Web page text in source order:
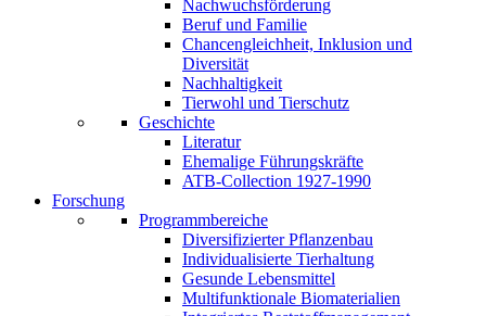
Nachwuchsförderung
Beruf und Familie
Chancengleichheit, Inklusion und
Diversität
Nachhaltigkeit
Tierwohl und Tierschutz
Geschichte
Literatur
Ehemalige Führungskräfte
ATB-Collection 1927-1990
Forschung
Programmbereiche
Diversifizierter Pflanzenbau
Individualisierte Tierhaltung
Gesunde Lebensmittel
Multifunktionale Biomaterialien